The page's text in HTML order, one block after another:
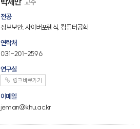
교수
전공
정보보안, 사이버포렌식, 컴퓨터공학
연락처
031-201-2596
연구실
링크 바로가기
이메일
jeman@khu.ac.kr